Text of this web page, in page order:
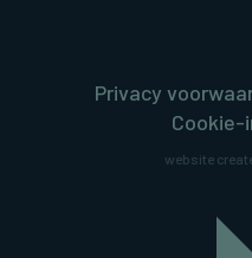
Privacy
Cookie-
website